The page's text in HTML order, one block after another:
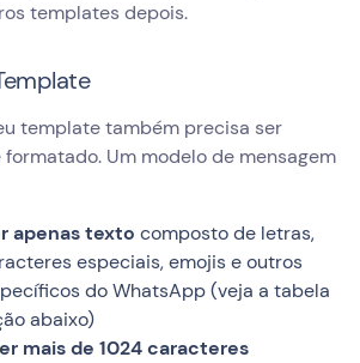
templates depois.
template também precisa ser
Um modelo de mensagem
apenas texto composto de letras,
especiais, emojis e outros
do WhatsApp (veja a tabela
abaixo)
mais de 1024 caracteres